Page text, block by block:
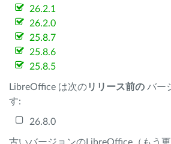
26.2.1
26.2.0
25.8.7
25.8.6
25.8.5
LibreOffice は次のリリース前の バー
す:
26.8.0